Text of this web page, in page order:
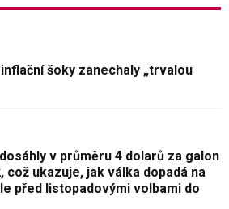
šoky zanechaly „trvalou
v průměru 4 dolarů za galon
což ukazuje, jak válka dopadá na
před listopadovými volbami do